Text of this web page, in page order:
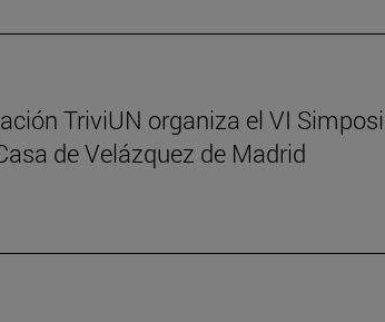
TriviUN organiza el VI
de Velázquez de Madrid